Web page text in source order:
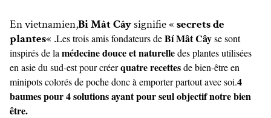
En vietnamien,Bi Mât Câysignifie «secrets de
plantes« .Les trois amis fondateurs deBí Mât Câyse sont
inspirés de la médecine douce et naturelledes plantes utilisées
en asie du sud-est pour créerquatre recettesde bien-être en
minipots colorés de poche donc à emporter partout avec soi.4
baumes pour 4 solutions ayant pour seul objectif notre bien
être.